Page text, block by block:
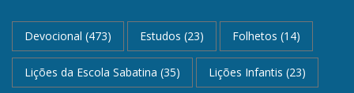
Devocional (473) Estudos (23) Folhetos (14)
Lições da Escola Sabatina (35) Lições Infantis (23)